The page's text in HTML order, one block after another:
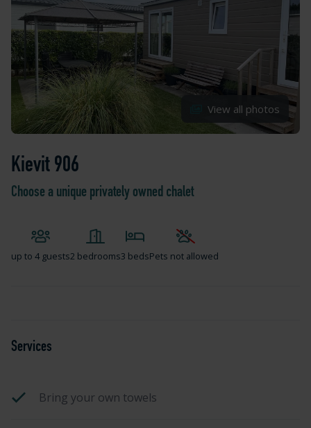
View all photos
Kievit 906
Choose a unique privately owned chalet
up to 4 guests2 bedrooms3 bedsPets not allowed
Services
Bring your own towels